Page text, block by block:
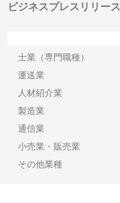
ビジネスプレスリリース
士業（専門職種）
運送業
人材紹介業
製造業
通信業
小売業・販売業
その他業種